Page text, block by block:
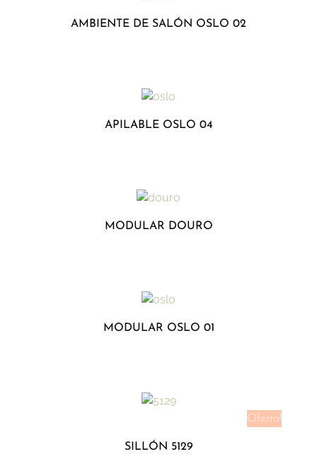
AMBIENTE DE SALÓN OSLO 02
APILABLE OSLO 04
MODULAR DOURO
MODULAR OSLO 01
Oferta!
SILLÓN 5129